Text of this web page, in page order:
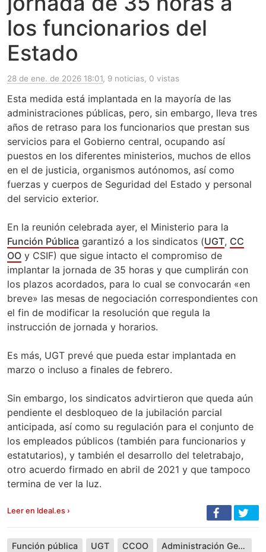
los funcionarios del
Estado
28 de ene. de 2026 18:01, 9 noticias, 0 vistas
Esta medida está implantada en la mayoría de las
administraciones públicas, pero, sin embargo, lleva tres
años de retraso para los funcionarios que prestan sus
servicios para el Gobierno central, ocupando así
puestos en los diferentes ministerios, muchos de ellos
en el de justicia, organismos autónomos, así como
fuerzas y cuerpos de Seguridad del Estado y personal
del servicio exterior.
En la reunión celebrada ayer, el Ministerio para la
Función Pública garantizó a los sindicatos (UGT, CC
OO y CSIF) que sigue intacto el compromiso de
implantar la jornada de 35 horas y que cumplirán con
los plazos acordados, para lo cual se convocarán «en
breve» las mesas de negociación correspondientes con
el fin de modificar la resolución que regula la
instrucción de jornada y horarios.
Es más, UGT prevé que pueda estar implantada en
marzo o incluso a finales de febrero.
Sin embargo, los sindicatos advirtieron que queda aún
pendiente el desbloqueo de la jubilación parcial
anticipada, así como su regulación para el conjunto de
los empleados públicos (también para funcionarios y
estatutarios), y también el desarrollo del teletrabajo,
otro acuerdo firmado en abril de 2021 y que tampoco
termina de ver la luz.
Leer en Ideal.es ›
Función pública UGT CCOO
Administración General del Estado